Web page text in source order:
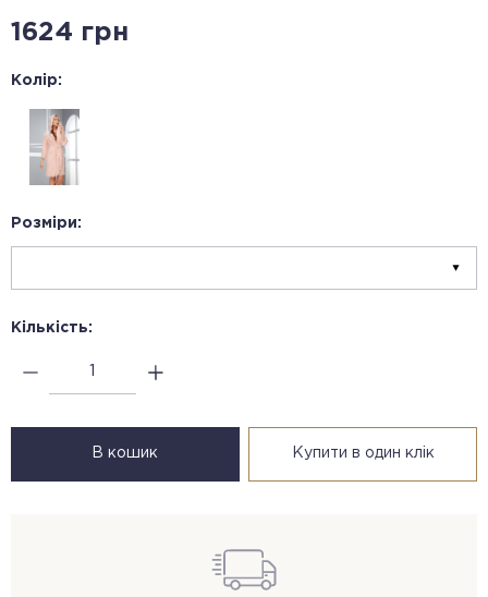
1624 грн
Колір:
Розміри:
Кількість:
В кошик Купити в один клік